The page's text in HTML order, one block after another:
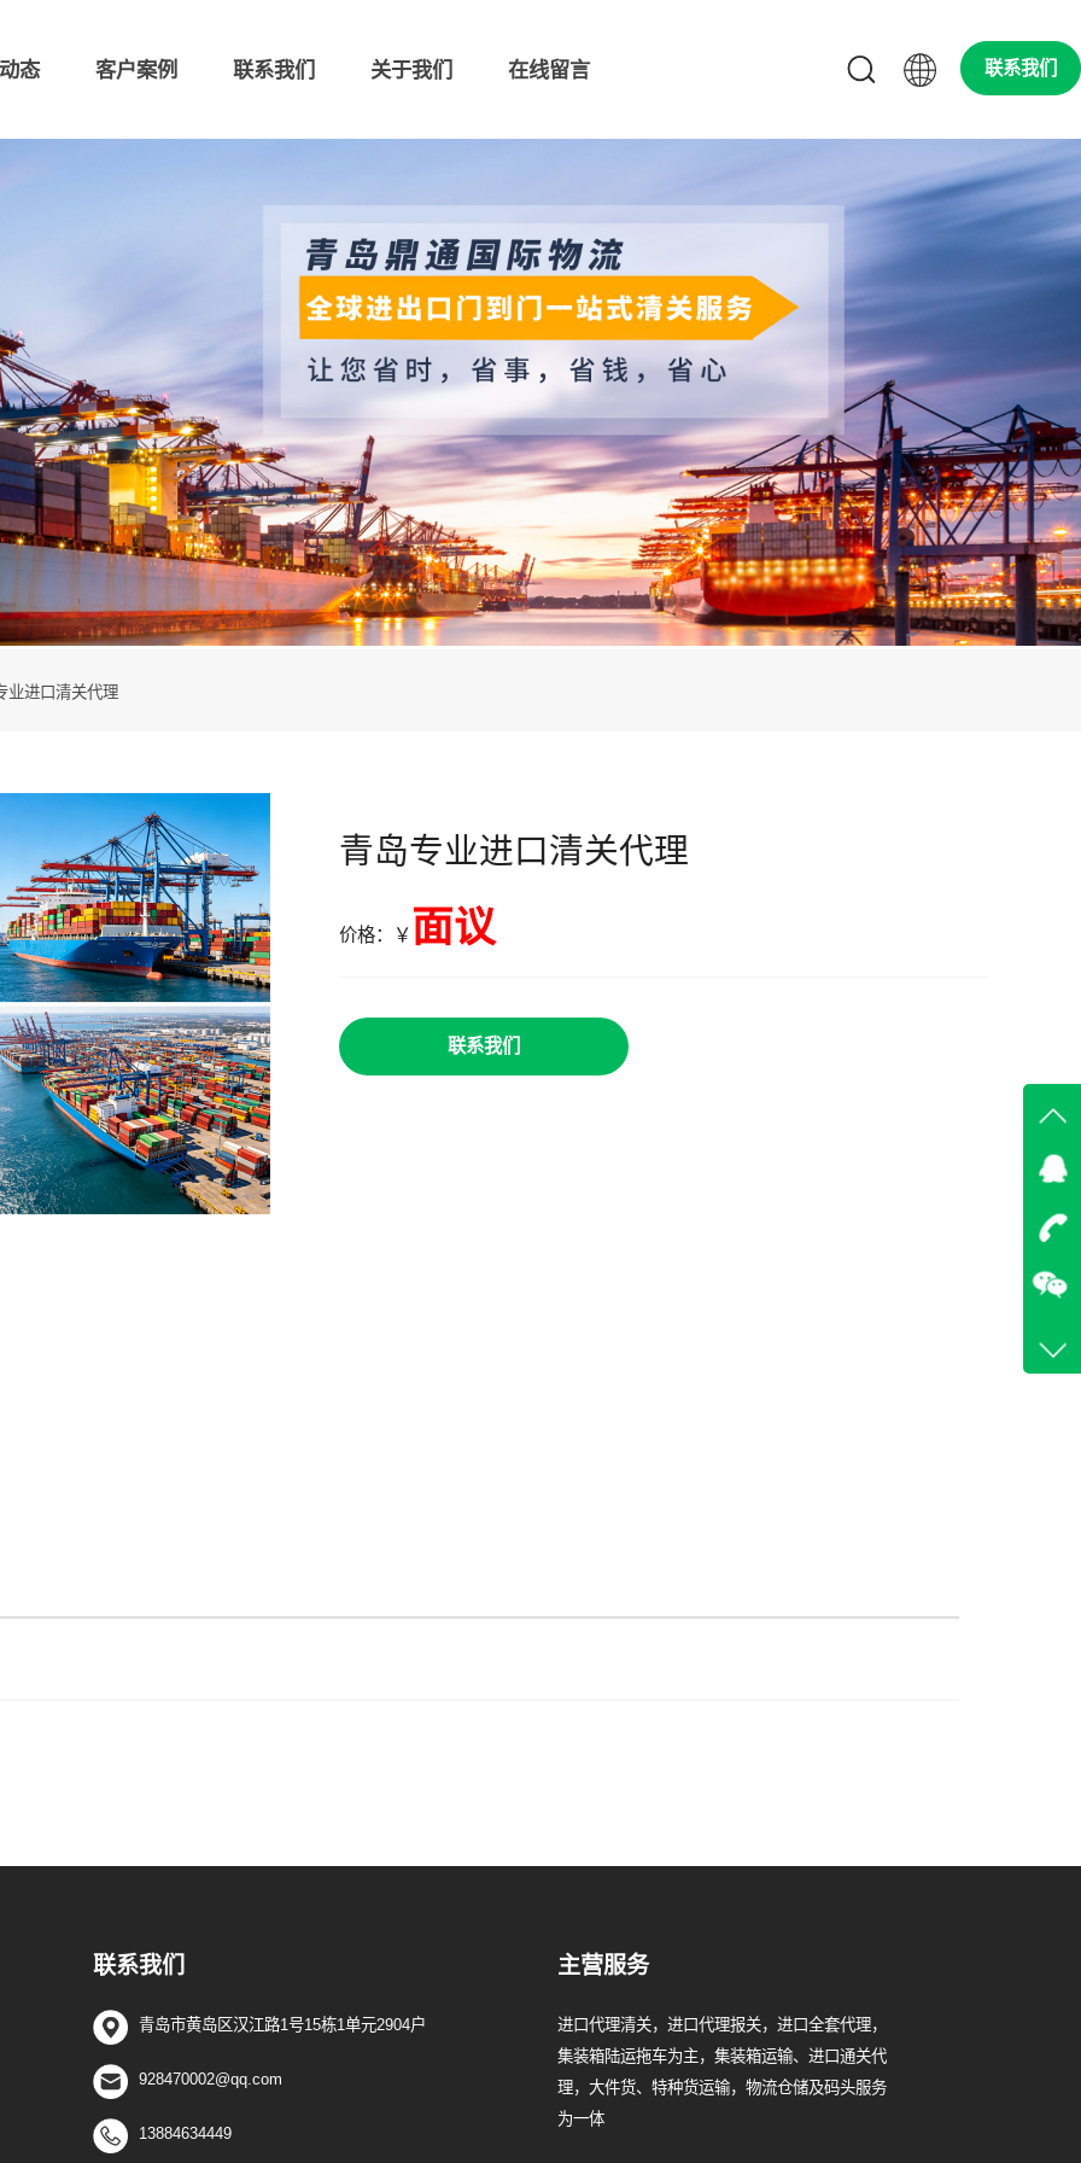
态 客户案例 联系我们 关于我们 在线留言 联系我们
业进口清关代理
青岛专业进口清关代理
价格：￥ 面议
联系我们
联系我们
青岛市黄岛区汉江路1号15栋1单元2904户
928470002@qq.com
13884634449
主营服务
进口代理清关，进口代理报关，进口全套代理，
集装箱陆运拖车为主，集装箱运输、进口通关代
理，大件货、特种货运输，物流仓储及码头服务
为一体